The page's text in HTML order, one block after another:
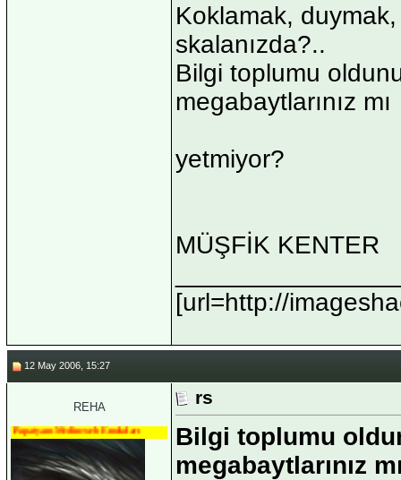
Koklamak,
skalanızda?..
Bilgi toplumu
megabaytlarınız mı
yetmiyor?
MÜŞFİK KENTER
[url=http://
12 May 2006, 15:27
REHA
Papatyam Medineweb Emekdarı
rs
Bilgi toplumu
megabaytlarınız